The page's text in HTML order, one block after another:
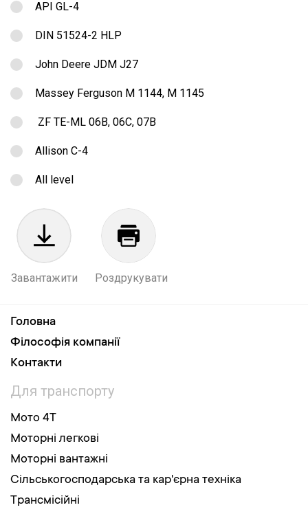
API GL-4
DIN 51524-2 HLP
John Deere JDM J27
Massey Ferguson M 1144, M 1145
ZF TE-ML 06B, 06C, 07B
Allison C-4
All level
Завантажити Роздрукувати
Головна
Філософія компанії
Контакти
Для транспорту
Мото 4Т
Моторні легкові
Моторні вантажні
Сільськогосподарська та кар'єрна техніка
Трансмісійні